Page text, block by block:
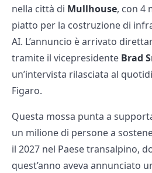
nella città di Mullhouse, con 4
piatto per la costruzione di
AI. L’annuncio è arrivato
tramite il vicepresidente Brad
un’intervista rilasciata al
Figaro.
Questa mossa punta a
un milione di persone a
il 2027 nel Paese transalpino,
quest’anno aveva annunciato